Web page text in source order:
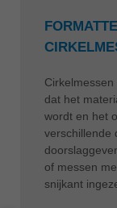
dat het
wordt en het
verschillende
of messen
snijkant